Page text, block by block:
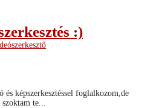
:)
és képszerkesztéssel foglalkozom,de
te...